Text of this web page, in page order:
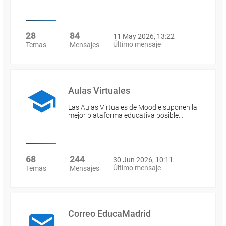
28
Temas
84
Mensajes
11 May 2026, 13:22
Último mensaje
Aulas Virtuales
Las Aulas Virtuales de Moodle suponen la
mejor plataforma educativa posible…
68
Temas
244
Mensajes
30 Jun 2026, 10:11
Último mensaje
Correo EducaMadrid